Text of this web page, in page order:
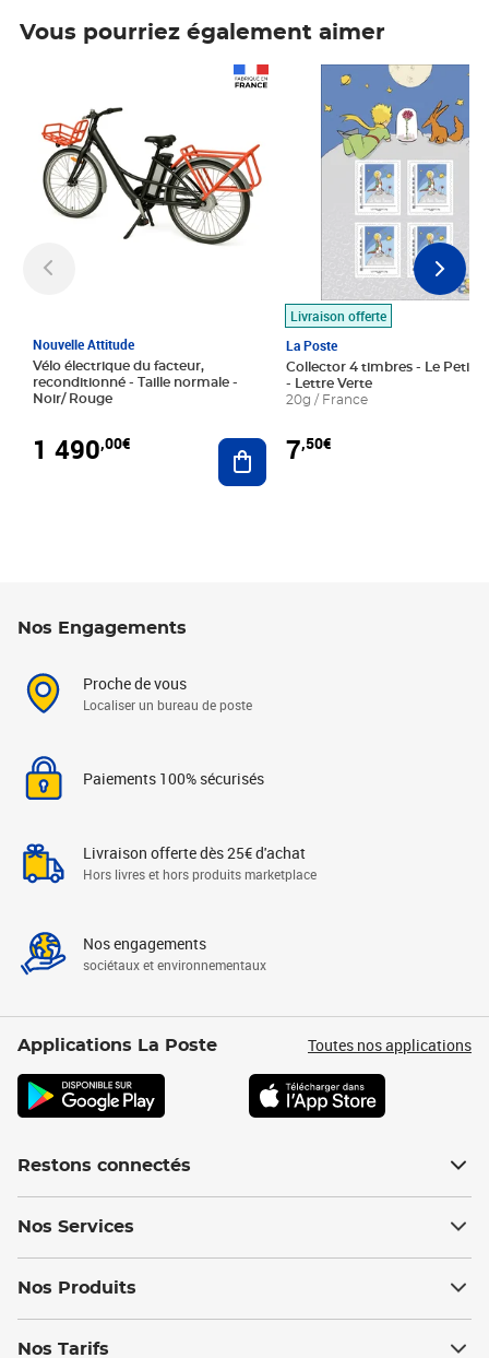
Vous pourriez également aimer
Nouvelle Attitude
Vélo électrique du facteur,
reconditionné - Taille normale -
Noir/ Rouge
1 490,00€ Ajouter au panier
Livraison offerte
La Poste
Collector 4 timbres - Le Petit
- Lettre Verte
20g / France
7,50€
Prix 7,50€
Nos Engagements
Proche de vous
Localiser un bureau de poste
Paiements 100% sécurisés
Livraison offerte dès 25€ d'achat
Hors livres et hors produits marketplace
Nos engagements
sociétaux et environnementaux
Applications La Poste Toutes nos applications
Restons connectés
Nos Services
Nos Produits
Nos Tarifs